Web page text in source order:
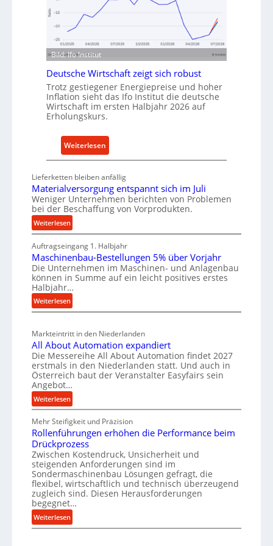
u
s
t
r
i
e
E
r
s
a
t
z
t
l
e
n
ü
r
n
a
c
a
l
i
g
e
W
r
k
z
e
a
u
p
r
e
s
s
Bild: Ifo Institut
Deutsche Wirtschaft zeigt sich robust
Trotz gestiegener Energiepreise und hoher
Inflation sieht das Ifo Institut die deutsche
Wirtschaft im ersten Halbjahr 2026 auf
Erholungskurs.
Weiterlesen:
D
u
t
s
h
e
W
s
h
a
f
t
i
g
t
s
i
c
h
b
Lieferketten bleiben anfällig
Materialversorgung entspannt sich im Juli
Weniger Unternehmen berichten von Problemen
bei der Beschaffung von Vorprodukten.
Weiterlesen:
M
a
t
e
r
i
a
l
e
r
s
o
u
n
g
e
n
t
s
p
a
n
n
Auftragseingang 1. Halbjahr
Maschinenbau-Bestellungen 5% über Vorjahr
Die Unternehmen im Maschinen- und Anlagenbau
können in Summe auf ein leicht positives erstes
Halbjahr…
Weiterlesen:
M
s
c
h
i
n
e
n
a
u
B
e
s
t
e
l
l
Markteintritt in den Niederlanden
All About Automation expandiert
Die Messereihe All About Automation findet 2027
erstmals in den Niederlanden statt. Und auch in
Österreich baut der Veranstalter Easyfairs sein
Angebot…
Weiterlesen:
A
l
l
A
b
o
u
t
A
u
t
Mehr Steifigkeit und Präzision
Rollenführungen erhöhen die Performance beim
Drückprozess
Zwischen Kostendruck, Unsicherheit und
steigenden Anforderungen sind im
Sondermaschinenbau Lösungen gefragt, die
flexibel, wirtschaftlich und technisch überzeugend
zugleich sind. Diesen Herausforderungen
begegnet…
Weiterlesen:
R